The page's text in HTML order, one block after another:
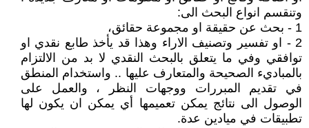
وتنقسم انواع البحث الى:
1 - بحث عن حقيقة او مجموعة حقائق،
2 - او تفسير وتصنيف الاراء وهذا قد يأخذ طابع نقدي او
توافقي وفي ما يتعلق بالبحث النقدي لا بد من الالتزام
بالمباديء الصحيحة والمتعارف عليها .. واستخدام المنطق
في تقديم المبررات ووجهات النظر ، والعمل على
الوصول الى نتائج يمكن تعميمها أي يمكن ان يكون لها
تطبيقات في ميادين عدة.